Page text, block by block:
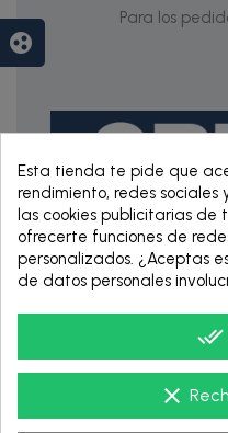
Para los
Esta tienda te pide que
rendimiento, redes sociales
las cookies publicitarias de
ofrecerte funciones de
personalizados. ¿Aceptas
de datos personales
done_all
clear
group_work